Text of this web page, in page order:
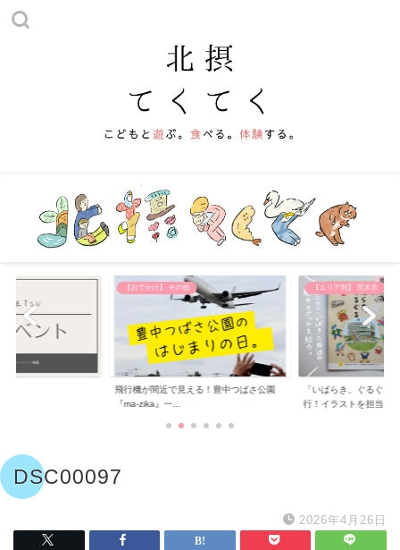
【おでかけ】 その他
飛行機が間近で見える！豊中つばさ公園
『ma-zika』一...
【エリア別】 茨木市
「いばらき、ぐるぐる
行！イラストを担当...
DSC00097
2026年4月26日